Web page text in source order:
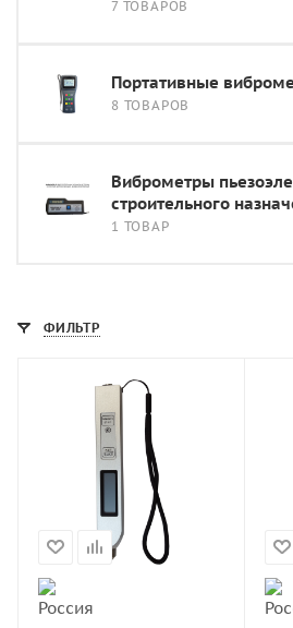
7 ТОВАРОВ
Портативные
8 ТОВАРОВ
Виброметры
строительного
1 ТОВАР
ФИЛЬТР